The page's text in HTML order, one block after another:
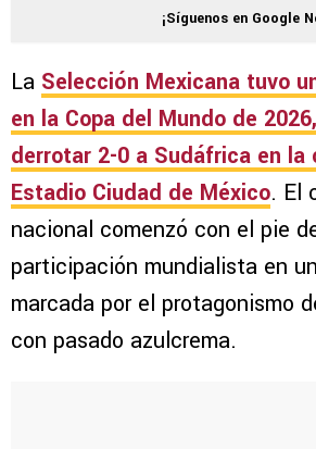
¡Síguenos en Google
La Selección Mexicana tuvo
en la Copa del Mundo de 2026
derrotar 2-0 a Sudáfrica en la
Estadio Ciudad de México. El
nacional comenzó con el pie
participación mundialista en
marcada por el protagonismo
con pasado azulcrema.